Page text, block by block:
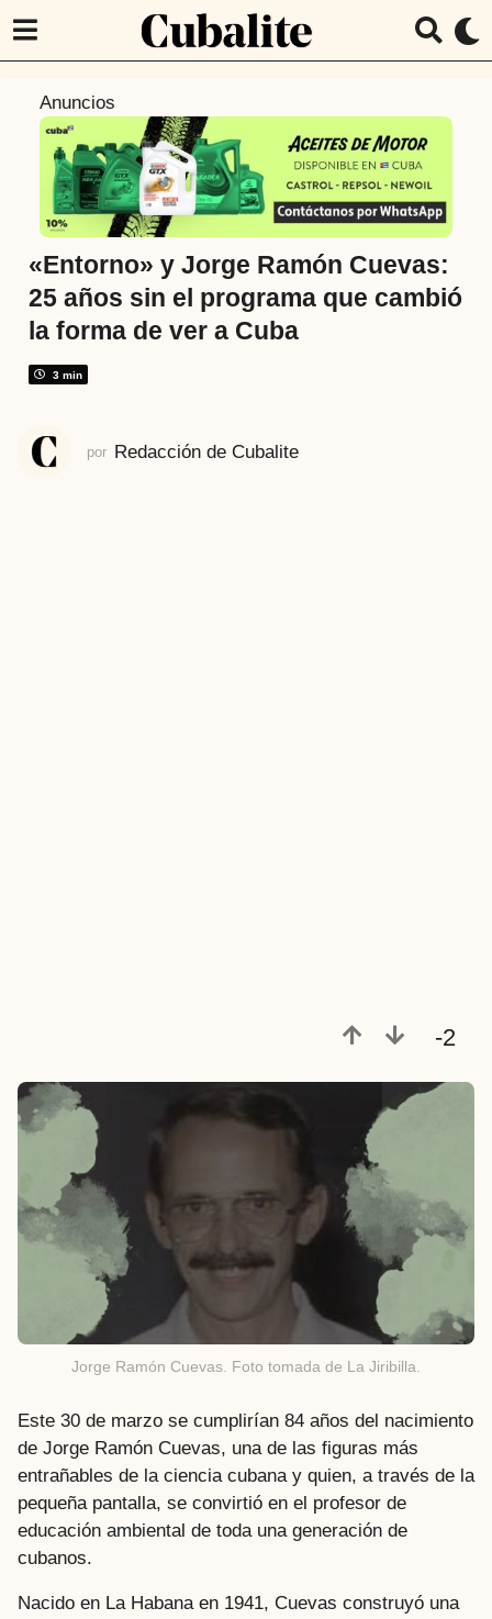
r
á
s
1
a
a
Anuncios
«Entorno» y Jorge Ramón Cuevas:
25 años sin el programa que cambió
la forma de ver a Cuba
3 min
por Redacción de Cubalite
-2
Jorge Ramón Cuevas. Foto tomada de La Jiribilla.
Este 30 de marzo se cumplirían 84 años del nacimiento
de Jorge Ramón Cuevas, una de las figuras más
entrañables de la ciencia cubana y quien, a través de la
pequeña pantalla, se convirtió en el profesor de
educación ambiental de toda una generación de
cubanos.
Nacido en La Habana en 1941, Cuevas construyó una